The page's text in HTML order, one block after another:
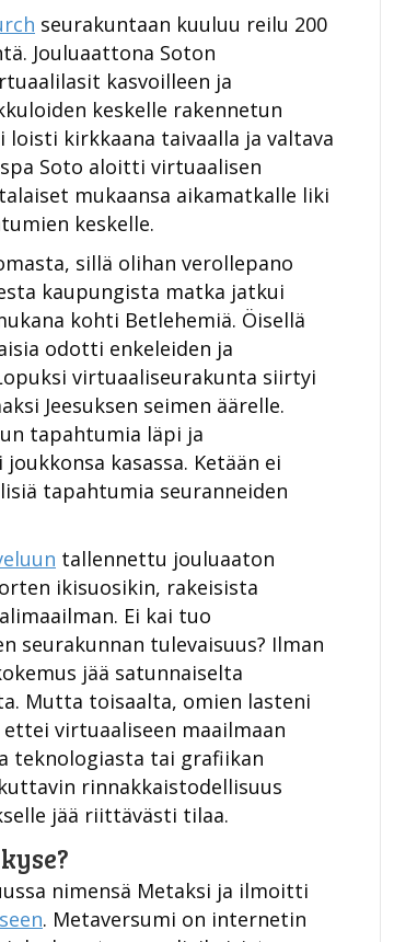
seurakuntaan kuuluu reilu 200
Jouluaattona Soton
kasvoilleen ja
keskelle rakennetun
kirkkaana taivaalla ja valtava
Soto aloitti virtuaalisen
mukaansa aikamatkalle liki
keskelle.
sillä olihan verollepano
kaupungista matka jatkui
kohti Betlehemiä. Öisellä
odotti enkeleiden ja
virtuaaliseurakunta siirtyi
Jeesuksen seimen äärelle.
tapahtumia läpi ja
kasassa. Ketään ei
tapahtumia seuranneiden
tallennettu jouluaaton
ikisuosikin, rakeisista
Ei kai tuo
seurakunnan tulevaisuus? Ilman
jää satunnaiselta
Mutta toisaalta, omien lasteni
virtuaaliseen maailmaan
teknologiasta tai grafiikan
rinnakkaistodellisuus
jää riittävästi tilaa.
nimensä Metaksi ja ilmoitti
. Metaversumi on internetin